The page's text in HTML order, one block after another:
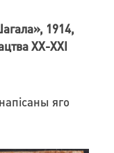
1914,
ХХ-ХХI
яго